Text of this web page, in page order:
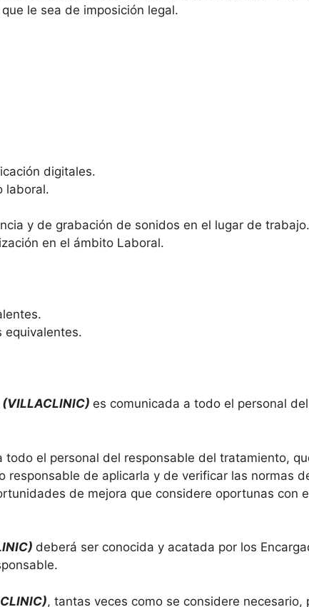
le sea de imposición legal.
digitales.
laboral.
y de grabación de sonidos en el lugar de trabajo.
en el ámbito Laboral.
equivalentes.
(VILLACLINIC) es comunicada a todo el personal
el personal del responsable del tratamiento,
de aplicarla y de verificar las normas
de mejora que considere oportunas con
deberá ser conocida y acatada por los
, tantas veces como se considere necesario,